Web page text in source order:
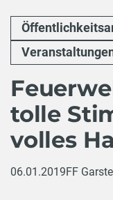
tolle
volles
06.01.2019FF